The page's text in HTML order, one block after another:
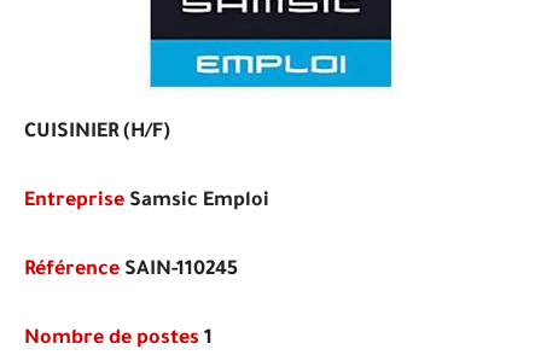
CUISINIER (H/F)
Entreprise Samsic Emploi
Référence SAIN-110245
Nombre de postes 1